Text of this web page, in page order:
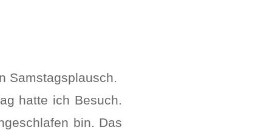
Samstagsplausch.
hatte ich Besuch.
bin. Das